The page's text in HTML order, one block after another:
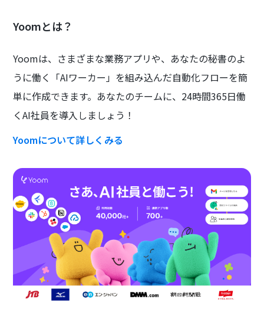
Yoomとは？
Yoomは、さまざまな業務アプリや、あなたの秘書のよ
うに働く「AIワーカー」を組み込んだ自動化フローを簡
単に作成できます。あなたのチームに、24時間365日働
くAI社員を導入しましょう！
Yoomについて詳しくみる